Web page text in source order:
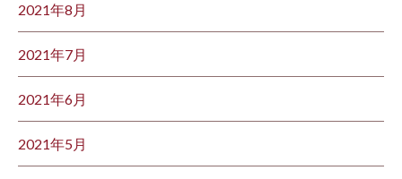
2021年8月
2021年7月
2021年6月
2021年5月